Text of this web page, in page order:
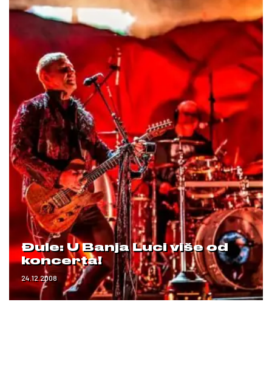
Đule: U Banja Luci više od
koncerta!
24.12.2008